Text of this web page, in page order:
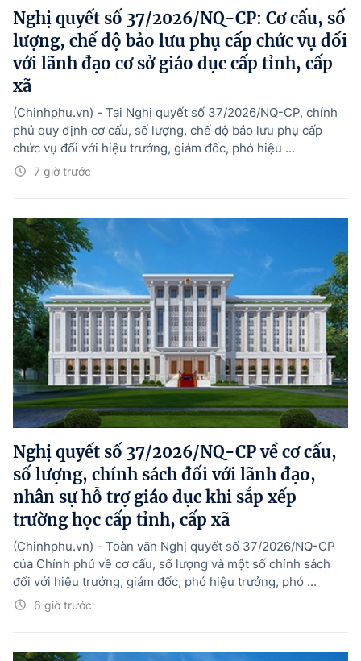
Nghị quyết số 37/2026/NQ-CP: Cơ cấu, số
lượng, chế độ bảo lưu phụ cấp chức vụ đối
với lãnh đạo cơ sở giáo dục cấp tỉnh, cấp
xã
7 giờ trước
(Chinhphu.vn) - Tại Nghị quyết số 37/2026/NQ-CP, chính
phủ quy định cơ cấu, số lượng, chế độ bảo lưu phụ cấp
chức vụ đối với hiệu trưởng, giám đốc, phó hiệu ...
Nghị quyết số 37/2026/NQ-CP về cơ cấu,
số lượng, chính sách đối với lãnh đạo,
nhân sự hỗ trợ giáo dục khi sắp xếp
trường học cấp tỉnh, cấp xã
6 giờ trước
(Chinhphu.vn) - Toàn văn Nghị quyết số 37/2026/NQ-CP
của Chính phủ về cơ cấu, số lượng và một số chính sách
đối với hiệu trưởng, giám đốc, phó hiệu trưởng, phó ...